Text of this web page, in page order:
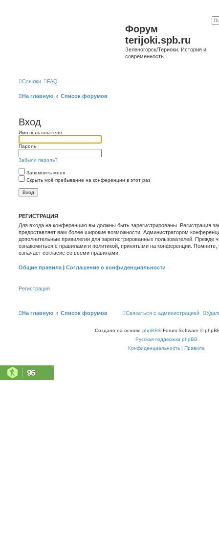
Форум
terijoki.spb.ru
Зеленогорск/Териоки. История и
современность.
Ссылки FAQ
На главную Список форумов
Вход
Имя пользователя:
Пароль:
Забыли пароль?
Запомнить меня
Скрыть моё пребывание на конференции в этот раз
РЕГИСТРАЦИЯ
Для входа на конференцию вы должны быть зарегистрированы. Регистрация
предоставляет вам более широкие возможности. Администратором
дополнительные привилегии для зарегистрированных пользователей. Прежде
ознакомиться с правилами и политикой, принятыми на конференции.
означает согласие со всеми правилами.
Общие правила | Соглашение о конфиденциальности
Регистрация
На главную Список форумов Связаться с администрацией
Создано на основе phpBB® Forum Software ©
Русская поддержка phpBB
Конфиденциальность | Правила
96